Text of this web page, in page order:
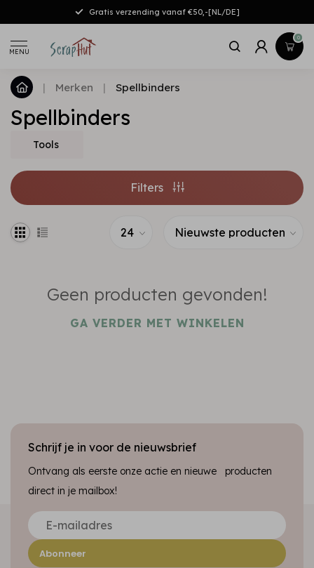
Gratis verzending vanaf €50,-[NL/DE]
MENU
0
| Merken | Spellbinders
Spellbinders
Tools
Filters
Geen producten gevonden!
GA VERDER MET WINKELEN
Schrijf je in voor de nieuwsbrief
Ontvang als eerste onze actie en nieuwe producten
direct in je mailbox!
Abonneer